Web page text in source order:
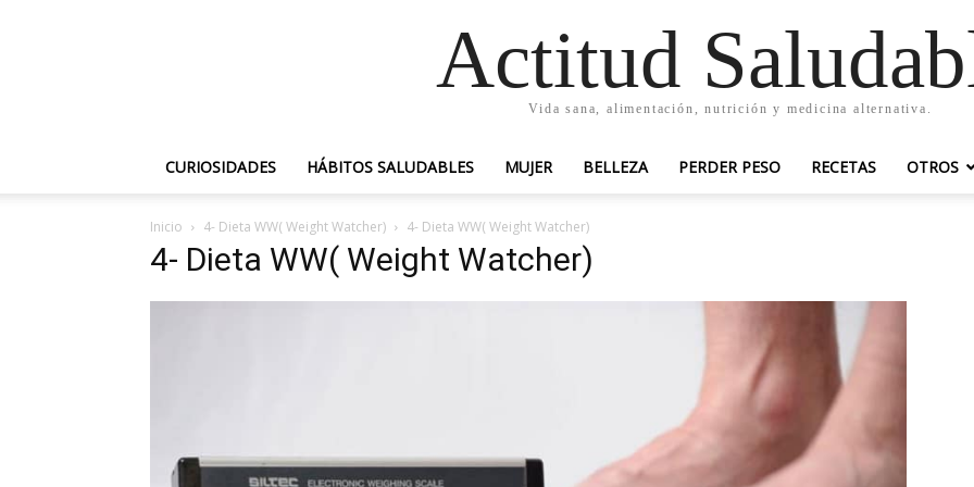
Actitud
Vida sana, alimentación, nutrición y medicina alternativa.
CURIOSIDADES HÁBITOS SALUDABLES MUJER BELLEZA PERDER PESO RECETAS OTROS
Inicio 4- Dieta WW( Weight Watcher) 4- Dieta WW( Weight Watcher)
4- Dieta WW( Weight Watcher)